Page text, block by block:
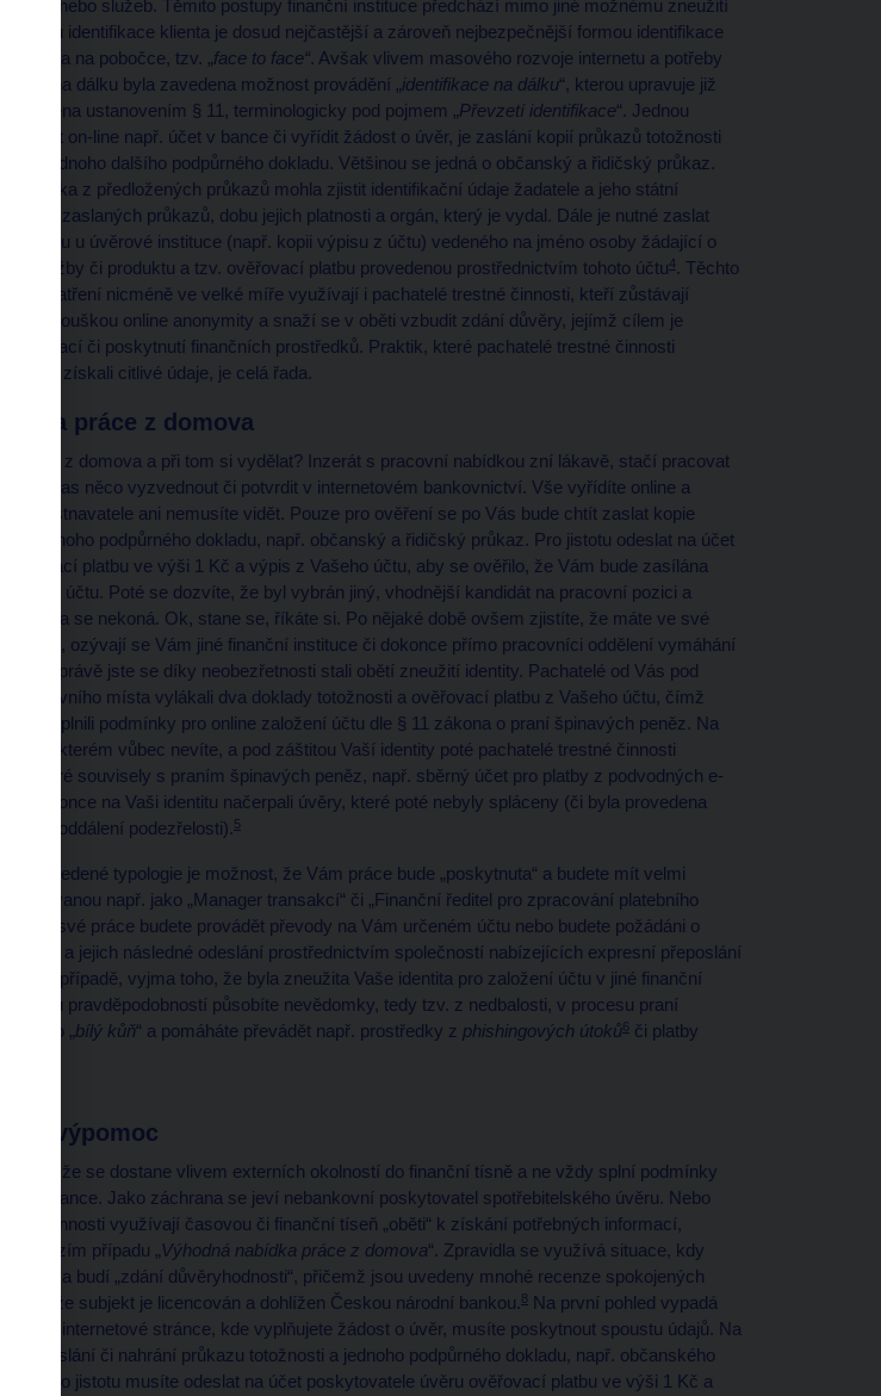
nebo služeb. Těmito postupy finanční instituce předchází mimo jiné možnému zneužití
procesu identifikace klienta je dosud nejčastější a zároveň nejbezpečnější formou identifikace
klienta na pobočce, tzv. „face to face“. Avšak vlivem masového rozvoje internetu a potřeby
na dálku byla zavedena možnost provádění „identifikace na dálku“, kterou upravuje již
zejména ustanovením § 11, terminologicky pod pojmem „Převzetí identifikace“. Jednou
založit on-line např. účet v bance či vyřídit žádost o úvěr, je zaslání kopií průkazů totožnosti
jednoho dalšího podpůrného dokladu. Většinou se jedná o občanský a řidičský průkaz.
aby banka z předložených průkazů mohla zjistit identifikační údaje žadatele a jeho státní
a číslo zaslaných průkazů, dobu jejich platnosti a orgán, který je vydal. Dále je nutné zaslat
účtu u úvěrové instituce (např. kopii výpisu z účtu) vedeného na jméno osoby žádající o
služby či produktu a tzv. ověřovací platbu provedenou prostřednictvím tohoto účtu4. Těchto
opatření nicméně ve velké míře využívají i pachatelé trestné činnosti, kteří zůstávají
pod rouškou online anonymity a snaží se v oběti vzbudit zdání důvěry, jejímž cílem je
informací či poskytnutí finančních prostředků. Praktik, které pachatelé trestné činnosti
klientů získali citlivé údaje, je celá řada.
práce z domova
z domova a při tom si vydělat? Inzerát s pracovní nabídkou zní lákavě, stačí pracovat
občas něco vyzvednout či potvrdit v internetovém bankovnictví. Vše vyřídíte online a
zaměstnavatele ani nemusíte vidět. Pouze pro ověření se po Vás bude chtít zaslat kopie
a jednoho podpůrného dokladu, např. občanský a řidičský průkaz. Pro jistotu odeslat na účet
ověřovací platbu ve výši 1 Kč a výpis z Vašeho účtu, aby se ověřilo, že Vám bude zasílána
číslo účtu. Poté se dozvíte, že byl vybrán jiný, vhodnější kandidát na pracovní pozici a
domova se nekoná. Ok, stane se, říkáte si. Po nějaké době ovšem zjistíte, že máte ve své
účet, ozývají se Vám jiné finanční instituce či dokonce přímo pracovníci oddělení vymáhání
právě jste se díky neobezřetnosti stali obětí zneužití identity. Pachatelé od Vás pod
pracovního místa vylákali dva doklady totožnosti a ověřovací platbu z Vašeho účtu, čímž
splnili podmínky pro online založení účtu dle § 11 zákona o praní špinavých peněz. Na
účtu, o kterém vůbec nevíte, a pod záštitou Vaší identity poté pachatelé trestné činnosti
které souvisely s praním špinavých peněz, např. sběrný účet pro platby z podvodných e-
si dokonce na Vaši identitu načerpali úvěry, které poté nebyly spláceny (či byla provedena
pro oddálení podezřelosti).5
uvedené typologie je možnost, že Vám práce bude „poskytnuta“ a budete mít velmi
např. jako „Manager transakcí“ či „Finanční ředitel pro zpracování platebního
své práce budete provádět převody na Vám určeném účtu nebo budete požádáni o
výběry a jejich následné odeslání prostřednictvím společností nabízejících expresní přeposlání
tomto případě, vyjma toho, že byla zneužita Vaše identita pro založení účtu v jiné finanční
velkou pravděpodobností působíte nevědomky, tedy tzv. z nedbalosti, v procesu praní
jakožto „bílý kůň“ a pomáháte převádět např. prostředky z phishingových útoků6či platby
výpomoc
stát, že se dostane vlivem externích okolností do finanční tísně a ne vždy splní podmínky
v bance. Jako záchrana se jeví nebankovní poskytovatel spotřebitelského úvěru. Nebo
činnosti využívají časovou či finanční tíseň „oběti“ k získání potřebných informací,
případu „Výhodná nabídka práce z domova“. Zpravidla se využívá situace, kdy
stránka budí „zdání důvěryhodnosti“, přičemž jsou uvedeny mnohé recenze spokojených
to, že subjekt je licencován a dohlížen Českou národní bankou.8Na první pohled vypadá
internetové stránce, kde vyplňujete žádost o úvěr, musíte poskytnout spoustu údajů. Na
o zaslání či nahrání průkazu totožnosti a jednoho podpůrného dokladu, např. občanského
Pro jistotu musíte odeslat na účet poskytovatele úvěru ověřovací platbu ve výši 1 Kč a